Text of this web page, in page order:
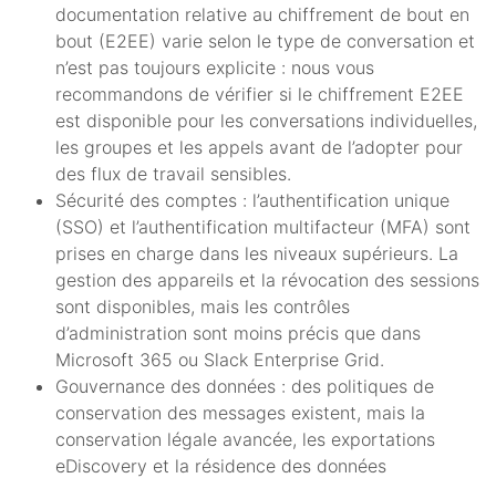
documentation relative au chiffrement de bout en
bout (E2EE) varie selon le type de conversation et
n’est pas toujours explicite : nous vous
recommandons de vérifier si le chiffrement E2EE
est disponible pour les conversations individuelles,
les groupes et les appels avant de l’adopter pour
des flux de travail sensibles.
Sécurité des comptes : l’authentification unique
(SSO) et l’authentification multifacteur (MFA) sont
prises en charge dans les niveaux supérieurs. La
gestion des appareils et la révocation des sessions
sont disponibles, mais les contrôles
d’administration sont moins précis que dans
Microsoft 365 ou Slack Enterprise Grid.
Gouvernance des données : des politiques de
conservation des messages existent, mais la
conservation légale avancée, les exportations
eDiscovery et la résidence des données